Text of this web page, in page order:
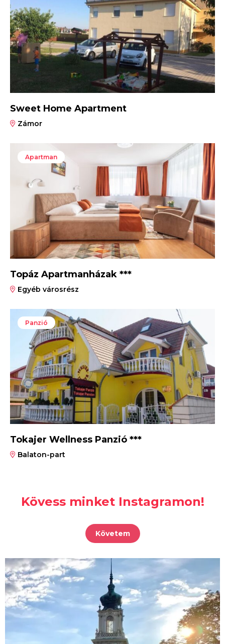
Sweet Home Apartment
Zámor
Apartman
Topáz Apartmanházak ***
Egyéb városrész
Panzió
Tokajer Wellness Panzió ***
Balaton-part
Kövess minket Instagramon!
Követem